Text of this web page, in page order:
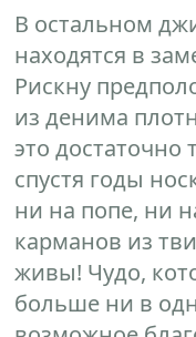
В остальном
находятся в
Рискну
из денима
это достаточно
спустя годы
ни на попе, ни
карманов из
живы! Чудо,
больше ни в